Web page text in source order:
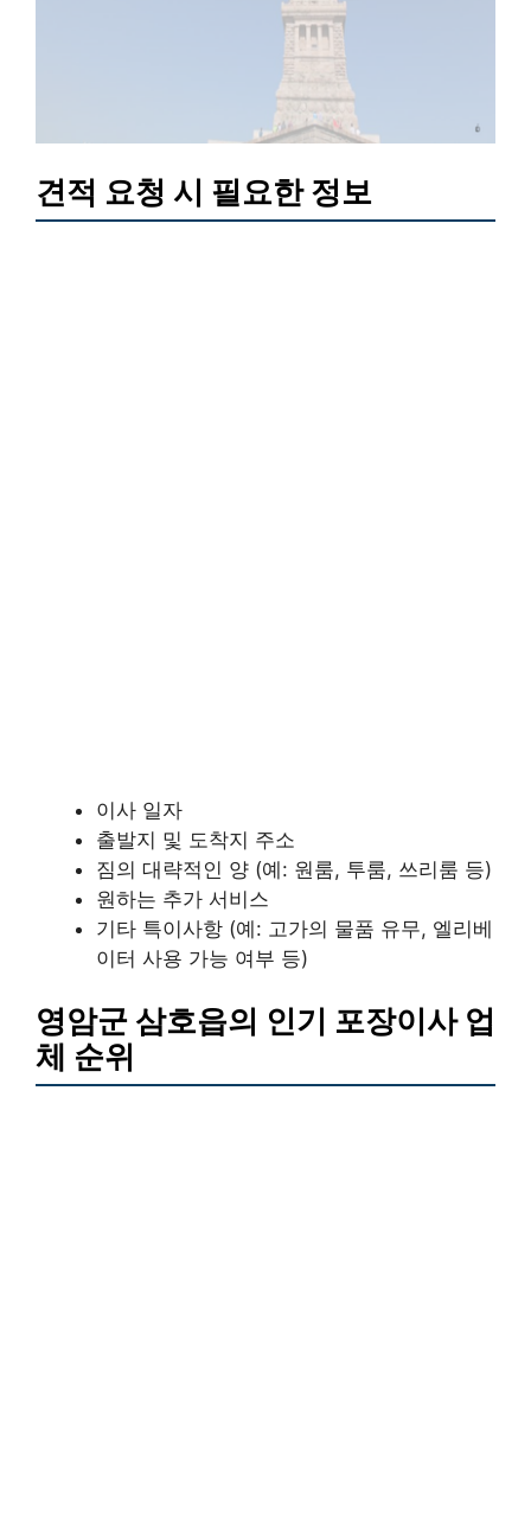
견적 요청 시 필요한 정보
이사 일자
출발지 및 도착지 주소
짐의 대략적인 양 (예: 원룸, 투룸, 쓰리룸 등)
원하는 추가 서비스
기타 특이사항 (예: 고가의 물품 유무, 엘리베
이터 사용 가능 여부 등)
영암군 삼호읍의 인기 포장이사 업
체 순위